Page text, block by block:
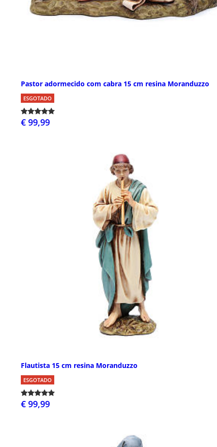
Pastor adormecido com cabra 15 cm resina Moranduzzo
ESGOTADO
€ 99,99
Flautista 15 cm resina Moranduzzo
ESGOTADO
€ 99,99